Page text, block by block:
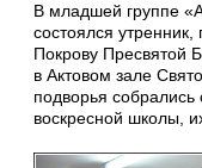
В младшей группе
состоялся
Покрову Пресвятой
в Актовом зале
подворья
воскресной школы,